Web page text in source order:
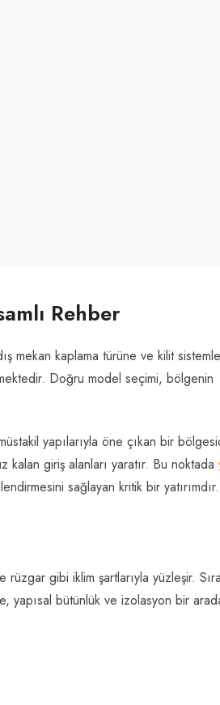
Rehber
mekan kaplama türüne ve kilit
Doğru model seçimi, bölgenin
yapılarıyla öne çıkan bir
giriş alanları yaratır. Bu noktada
sağlayan kritik bir yatırımdır.
gibi iklim şartlarıyla yüzleşir.
yapısal bütünlük ve izolasyon bir